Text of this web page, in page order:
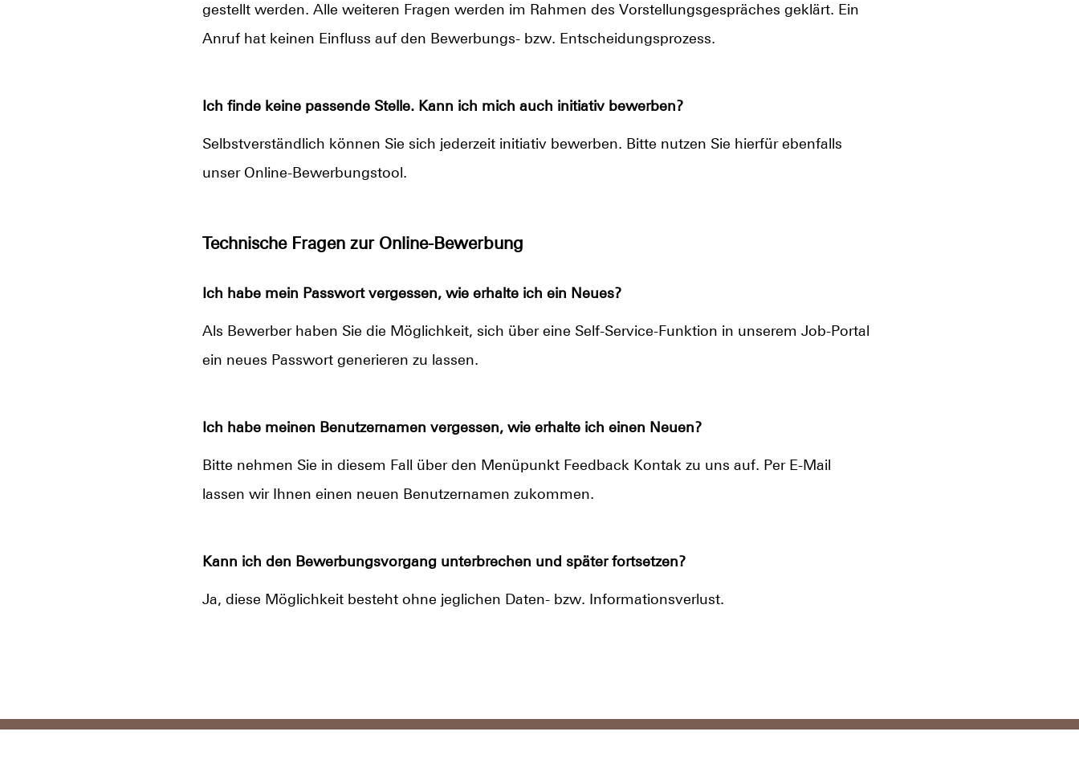
gestellt werden. Alle weiteren Fragen werden im Rahmen des Vorstellungsgespräches geklärt. Ein
Anruf hat keinen Einfluss auf den Bewerbungs- bzw. Entscheidungsprozess.
Ich finde keine passende Stelle. Kann ich mich auch initiativ bewerben?
Selbstverständlich können Sie sich jederzeit initiativ bewerben. Bitte nutzen Sie hierfür ebenfalls
unser Online-Bewerbungstool.
Technische Fragen zur Online-Bewerbung
Ich habe mein Passwort vergessen, wie erhalte ich ein Neues?
Als Bewerber haben Sie die Möglichkeit, sich über eine Self-Service-Funktion in unserem Job-Portal
ein neues Passwort generieren zu lassen.
Ich habe meinen Benutzernamen vergessen, wie erhalte ich einen Neuen?
Bitte nehmen Sie in diesem Fall über den Menüpunkt Feedback Kontak zu uns auf. Per E-Mail
lassen wir Ihnen einen neuen Benutzernamen zukommen.
Kann ich den Bewerbungsvorgang unterbrechen und später fortsetzen?
Ja, diese Möglichkeit besteht ohne jeglichen Daten- bzw. Informationsverlust.